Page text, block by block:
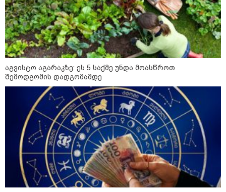
წალენჯიხაში, მდინარეში
ახალგაზრდა კაცს ეძებენ -
მანამდე მაშველებმა 2 ბავშვისა
კიდევ ერთ დაკარგული
ახალგაზრდა - ოჯახი 26 წლის
ბიჭს 10 წელია ეძებს
24 წლის ფეხბურთელს თამაშის
დროს ელვამ დაარტყა -
ტრაგიკული მომენტის ამსახველი
კადრები ტაილანდიდან მედიაში
ვრცელდება
აგვისტო აგარაკზე: ეს 5 საქმე უნდა მოასწროთ
შემოდგომის დადგომამდე